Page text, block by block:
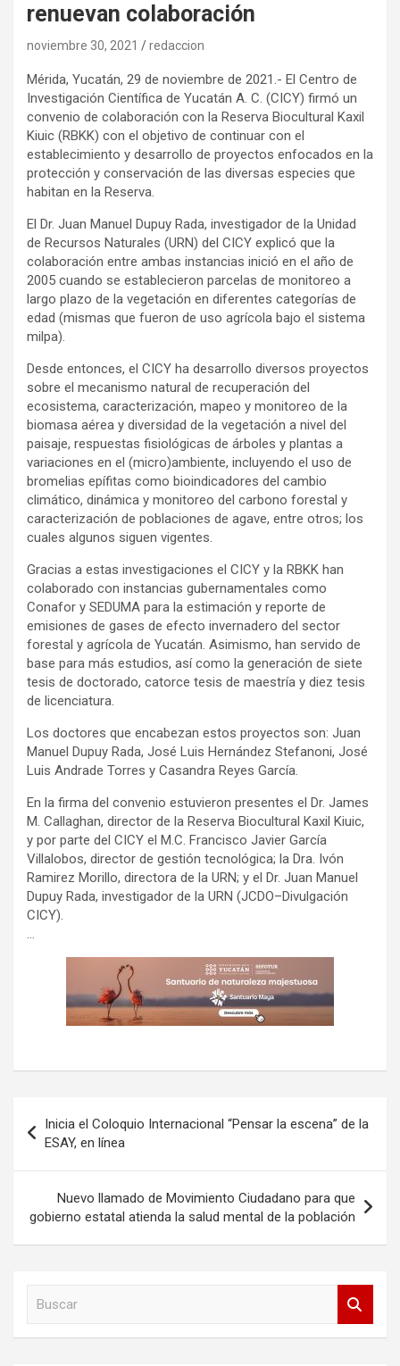
renuevan colaboración
noviembre 30, 2021 redaccion
Mérida, Yucatán, 29 de noviembre de 2021.- El Centro de
Investigación Científica de Yucatán A. C. (CICY) firmó un
convenio de colaboración con la Reserva Biocultural Kaxil
Kiuic (RBKK) con el objetivo de continuar con el
establecimiento y desarrollo de proyectos enfocados en la
protección y conservación de las diversas especies que
habitan en la Reserva.
El Dr. Juan Manuel Dupuy Rada, investigador de la Unidad
de Recursos Naturales (URN) del CICY explicó que la
colaboración entre ambas instancias inició en el año de
2005 cuando se establecieron parcelas de monitoreo a
largo plazo de la vegetación en diferentes categorías de
edad (mismas que fueron de uso agrícola bajo el sistema
milpa).
Desde entonces, el CICY ha desarrollo diversos proyectos
sobre el mecanismo natural de recuperación del
ecosistema, caracterización, mapeo y monitoreo de la
biomasa aérea y diversidad de la vegetación a nivel del
paisaje, respuestas fisiológicas de árboles y plantas a
variaciones en el (micro)ambiente, incluyendo el uso de
bromelias epífitas como bioindicadores del cambio
climático, dinámica y monitoreo del carbono forestal y
caracterización de poblaciones de agave, entre otros; los
cuales algunos siguen vigentes.
Gracias a estas investigaciones el CICY y la RBKK han
colaborado con instancias gubernamentales como
Conafor y SEDUMA para la estimación y reporte de
emisiones de gases de efecto invernadero del sector
forestal y agrícola de Yucatán. Asimismo, han servido de
base para más estudios, así como la generación de siete
tesis de doctorado, catorce tesis de maestría y diez tesis
de licenciatura.
Los doctores que encabezan estos proyectos son: Juan
Manuel Dupuy Rada, José Luis Hernández Stefanoni, José
Luis Andrade Torres y Casandra Reyes García.
En la firma del convenio estuvieron presentes el Dr. James
M. Callaghan, director de la Reserva Biocultural Kaxil Kiuic,
y por parte del CICY el M.C. Francisco Javier García
Villalobos, director de gestión tecnológica; la Dra. Ivón
Ramirez Morillo, directora de la URN; y el Dr. Juan Manuel
Dupuy Rada, investigador de la URN (JCDO–Divulgación
CICY).
…
de
entradas
Inicia el Coloquio Internacional “Pensar la escena” de la
ESAY, en línea
Nuevo llamado de Movimiento Ciudadano para que
gobierno estatal atienda la salud mental de la población